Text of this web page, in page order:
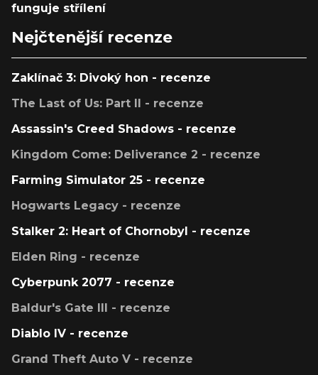
funguje střílení
Nejčtenější recenze
Zaklínač 3: Divoký hon - recenze
The Last of Us: Part II - recenze
Assassin's Creed Shadows - recenze
Kingdom Come: Deliverance 2 - recenze
Farming Simulator 25 - recenze
Hogwarts Legacy - recenze
Stalker 2: Heart of Chornobyl - recenze
Elden Ring - recenze
Cyberpunk 2077 - recenze
Baldur's Gate III - recenze
Diablo IV - recenze
Grand Theft Auto V - recenze